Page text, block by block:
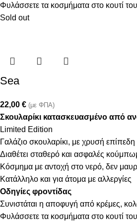
Φυλάσσετε τα κοσμήματα στο κουτί
Sold out
Sea
22,00 € (με ΦΠΑ)
Σκουλαρίκι κατασκευασμένο από
Limited Edition
Γαλάζιο σκουλαρίκι, με χρυσή
Διαθέτει σταθερό και ασφαλές
Κόσμημα με αντοχή στο νερό, δεν
Κατάλληλο και για άτομα με αλλεργίες
Οδηγίες φροντίδας
Συνιστάται η αποφυγή από κρέμες,
Φυλάσσετε τα κοσμήματα στο κουτί